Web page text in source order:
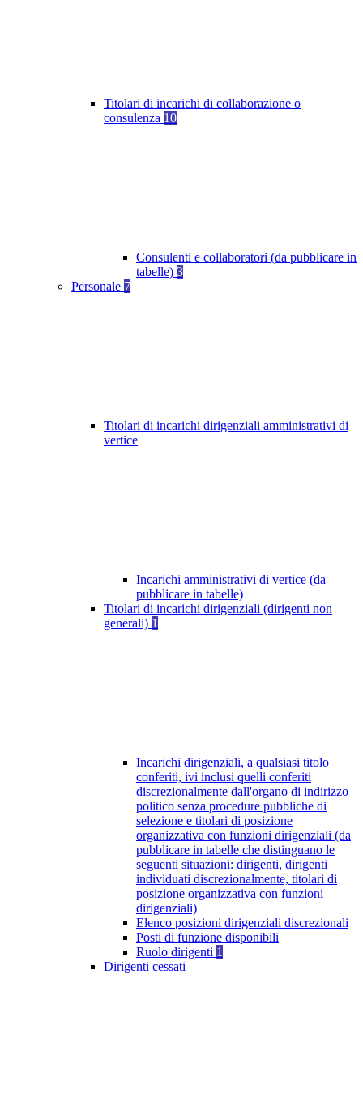
Titolari di incarichi di collaborazione o
consulenza 10
Consulenti e collaboratori (da pubblicare in
tabelle) 3
Personale 7
Titolari di incarichi dirigenziali amministrativi di
vertice
Incarichi amministrativi di vertice (da
pubblicare in tabelle)
Titolari di incarichi dirigenziali (dirigenti non
generali) 1
Incarichi dirigenziali, a qualsiasi titolo
conferiti, ivi inclusi quelli conferiti
discrezionalmente dall'organo di indirizzo
politico senza procedure pubbliche di
selezione e titolari di posizione
organizzativa con funzioni dirigenziali (da
pubblicare in tabelle che distinguano le
seguenti situazioni: dirigenti, dirigenti
individuati discrezionalmente, titolari di
posizione organizzativa con funzioni
dirigenziali)
Elenco posizioni dirigenziali discrezionali
Posti di funzione disponibili
Ruolo dirigenti 1
Dirigenti cessati